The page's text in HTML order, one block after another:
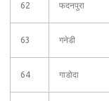
62 फदनपुरा
63 गनेडी
64 गाडोदा